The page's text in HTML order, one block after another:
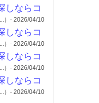
しならコ
）- 2026/04/10
しならコ
）- 2026/04/10
しならコ
）- 2026/04/10
しならコ
）- 2026/04/10